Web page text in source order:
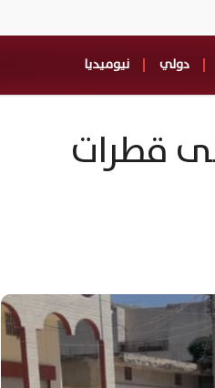
دولي نيوميديا
قطرات